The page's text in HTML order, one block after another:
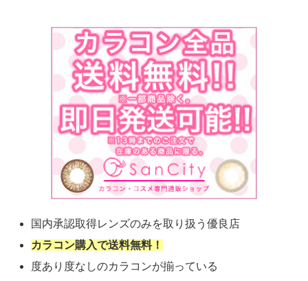
国内承認取得レンズのみを取り扱う優良店
カラコン購入で送料無料！
度あり度なしのカラコンが揃っている